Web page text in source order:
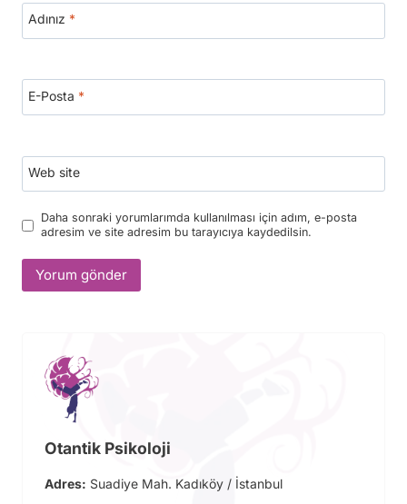
Adınız *
E-Posta *
Web site
Daha sonraki yorumlarımda kullanılması için adım, e-posta
adresim ve site adresim bu tarayıcıya kaydedilsin.
Otantik Psikoloji
Adres: Suadiye Mah. Kadıköy / İstanbul